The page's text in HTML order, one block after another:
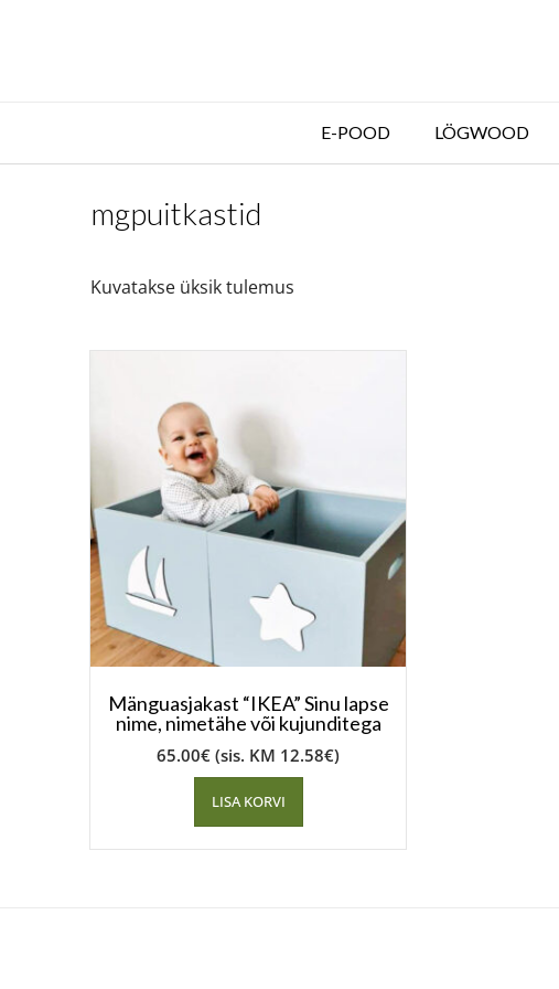
E-POOD LÖGWOOD
mgpuitkastid
Kuvatakse üksik tulemus
Mänguasjakast “IKEA” Sinu lapse
nime, nimetähe või kujunditega
65.00€ (sis. KM 12.58€)
LISA KORVI